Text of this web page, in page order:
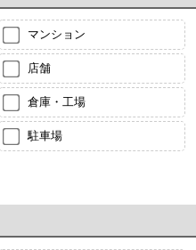
マンション
店舗
倉庫・工場
駐車場